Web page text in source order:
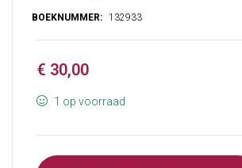
€ 30,00
1 op voorraad